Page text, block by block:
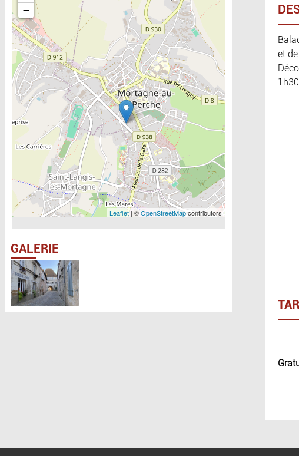
−
Leaflet| ©OpenStreetMapcontributors
GALERIE
et